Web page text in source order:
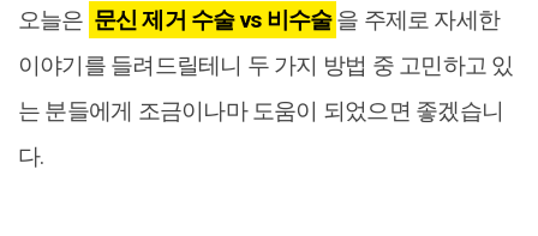
오늘은 문신 제거 수술 vs 비수술 을 주제로 자세한
이야기를 들려드릴테니 두 가지 방법 중 고민하고 있
는 분들에게 조금이나마 도움이 되었으면 좋겠습니
다.